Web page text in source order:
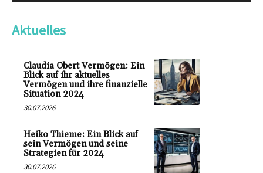
Aktuelles
Claudia Obert Vermögen: Ein
Blick auf ihr aktuelles
Vermögen und ihre finanzielle
Situation 2024
30.07.2026
Heiko Thieme: Ein Blick auf
sein Vermögen und seine
Strategien für 2024
30.07.2026